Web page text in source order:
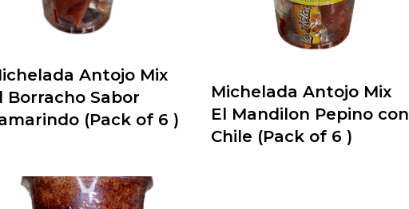
Antojo Mix
Borracho Sabor
(Pack of 6 )
Michelada Antojo Mix
El Mandilon Pepino con
Chile (Pack of 6 )